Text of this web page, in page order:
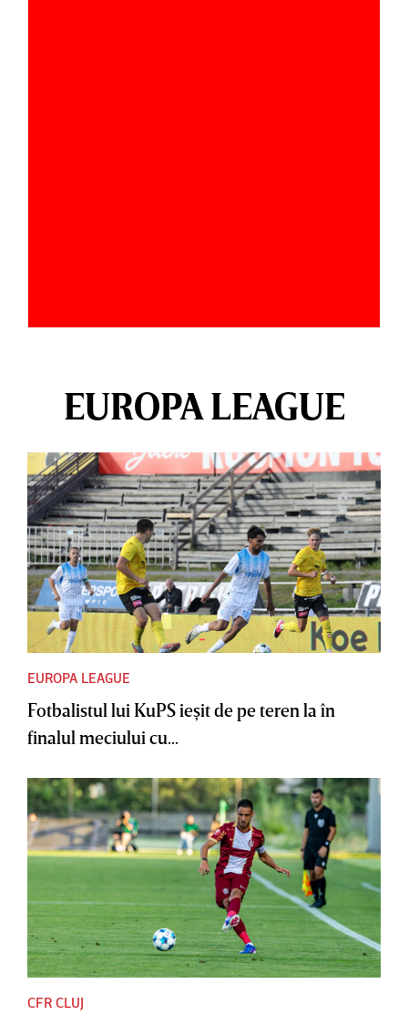
EUROPA LEAGUE
EUROPA LEAGUE
Fotbalistul lui KuPS ieşit de pe teren la în
finalul meciului cu...
CFR CLUJ